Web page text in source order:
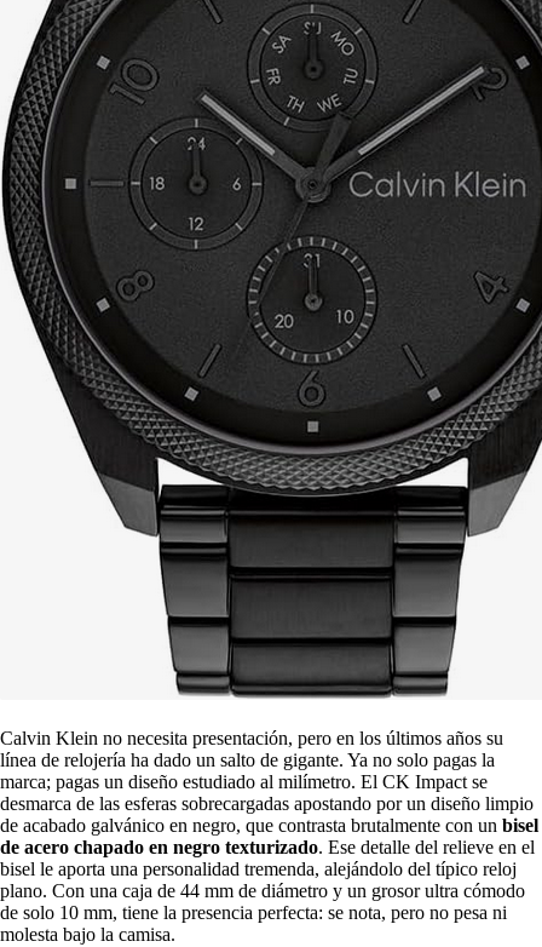
Calvin Klein no necesita presentación, pero en los últimos años su
línea de relojería ha dado un salto de gigante. Ya no solo pagas la
marca; pagas un diseño estudiado al milímetro. El CK Impact se
desmarca de las esferas sobrecargadas apostando por un diseño limpio
de acabado galvánico en negro, que contrasta brutalmente con un bisel
de acero chapado en negro texturizado. Ese detalle del relieve en el
bisel le aporta una personalidad tremenda, alejándolo del típico reloj
plano. Con una caja de 44 mm de diámetro y un grosor ultra cómodo
de solo 10 mm, tiene la presencia perfecta: se nota, pero no pesa ni
molesta bajo la camisa.